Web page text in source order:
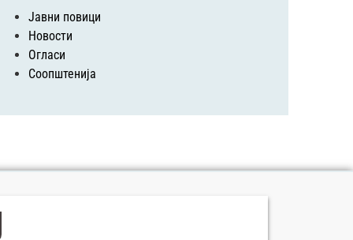
Јавни повици
Новости
Огласи
Соопштенија